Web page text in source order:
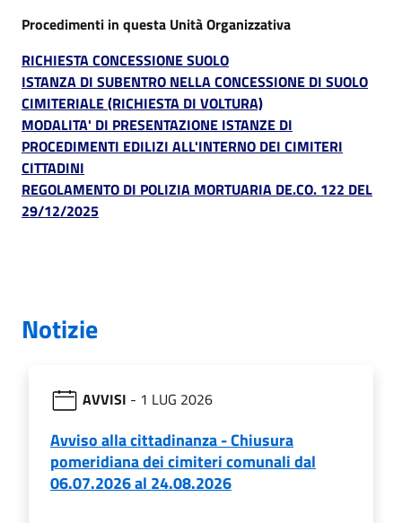
Procedimenti in questa Unità Organizzativa
RICHIESTA CONCESSIONE SUOLO
ISTANZA DI SUBENTRO NELLA CONCESSIONE DI SUOLO
CIMITERIALE (RICHIESTA DI VOLTURA)
MODALITA' DI PRESENTAZIONE ISTANZE DI
PROCEDIMENTI EDILIZI ALL'INTERNO DEI CIMITERI
CITTADINI
REGOLAMENTO DI POLIZIA MORTUARIA DE.CO. 122 DEL
29/12/2025
Notizie
AVVISI - 1 LUG 2026
Avviso alla cittadinanza - Chiusura
pomeridiana dei cimiteri comunali dal
06.07.2026 al 24.08.2026